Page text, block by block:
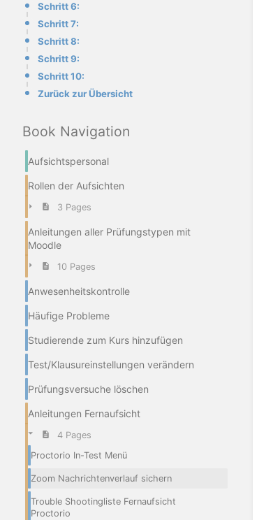
Schritt 6:
Schritt 7:
Schritt 8:
Schritt 9:
Schritt 10:
Zurück zur Übersicht
Book Navigation
Aufsichtspersonal
Rollen der Aufsichten
3 Pages
Anleitungen aller Prüfungstypen mit
Moodle
10 Pages
Anwesenheitskontrolle
Häufige Probleme
Studierende zum Kurs hinzufügen
Test/Klausureinstellungen verändern
Prüfungsversuche löschen
Anleitungen Fernaufsicht
4 Pages
Proctorio In-Test Menü
Zoom Nachrichtenverlauf sichern
Trouble Shootingliste Fernaufsicht
Proctorio